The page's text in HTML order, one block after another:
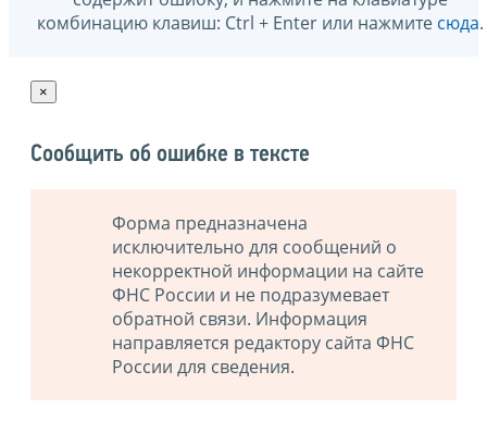
комбинацию клавиш: Ctrl + Enter или нажмите сюда.
×
Сообщить об ошибке в тексте
Форма предназначена
исключительно для сообщений о
некорректной информации на сайте
ФНС России и не подразумевает
обратной связи. Информация
направляется редактору сайта ФНС
России для сведения.